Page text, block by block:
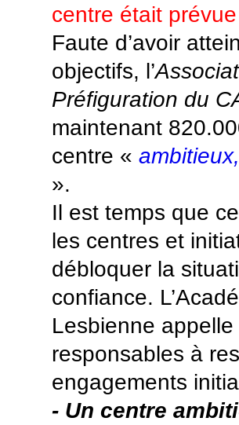
centre était
Faute d’avoir
objectifs, l’
Préfiguration du
maintenant
centre «
».
Il est temps que
les centres et
débloquer la
confiance.
Lesbienne
responsables à
engagements
- Un centre